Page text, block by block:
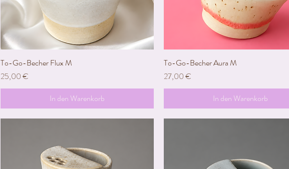
Schnellansicht
To-Go-Becher Flux M
Preis
25,00 €
In den Warenkorb
Schnellansicht
To-Go-Becher Aura M
Preis
27,00 €
In den Warenkorb